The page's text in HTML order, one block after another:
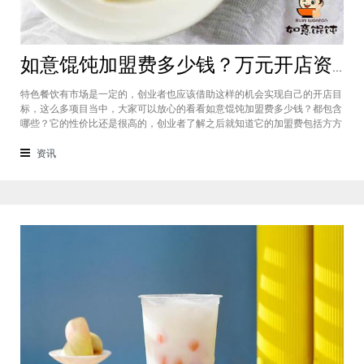
如意馄饨加盟费多少钱？万元开店资金压力基本上不会出现在经营中
特色餐饮有市场是一定的，创业者也应该借助这样的机会实现自己的开店目
标，这么多项目当中，大家可以放心的看看如意馄饨加盟费多少钱？都包含
哪些？它的性价比还是很高的，创业者了解之后就知道它的加盟费包括方方
的。加盟费用创业者想要了解一下如意馄饨加盟费多少钱？是不是值得加
资讯